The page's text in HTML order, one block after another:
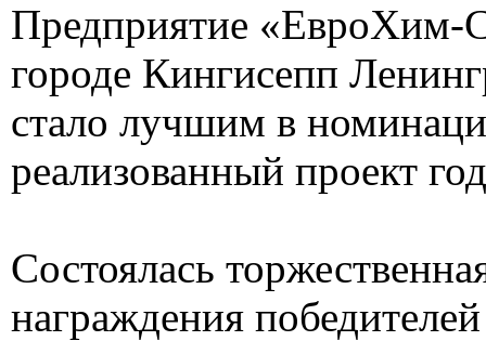
Предприятие «ЕвроХим-
городе Кингисепп
стало лучшим в
реализованный проект
Состоялась
награждения